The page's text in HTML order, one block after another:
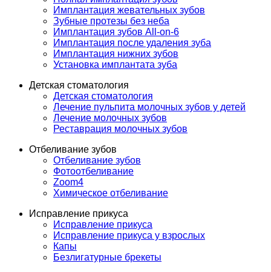
Имплантация жевательных зубов
Зубные протезы без неба
Имплантация зубов All-on-6
Имплантация после удаления зуба
Имплантация нижних зубов
Установка имплантата зуба
Детская стоматология
Детская стоматология
Лечение пульпита молочных зубов у детей
Лечение молочных зубов
Реставрация молочных зубов
Отбеливание зубов
Отбеливание зубов
Фотоотбеливание
Zoom4
Химическое отбеливание
Исправление прикуса
Исправление прикуса
Исправление прикуса у взрослых
Капы
Безлигатурные брекеты